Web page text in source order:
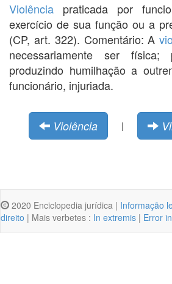
Violência praticada por
exercício de sua função ou a
(CP, art. 322). Comentário: A
necessariamente ser
produzindo humilhação a
funcionário, injuriada.
Violência |
2020 Enciclopedia jurídica | Informação
direito | Mais verbetes : In extremis | Error